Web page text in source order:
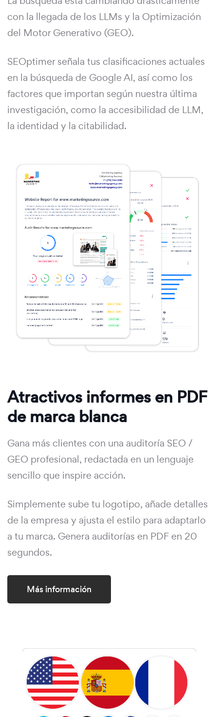
con la llegada de los LLMs y la Optimización
del Motor Generativo (GEO).
SEOptimer señala tus clasificaciones actuales
en la búsqueda de Google AI, así como los
factores que importan según nuestra última
investigación, como la accesibilidad de LLM,
la identidad y la citabilidad.
Atractivos informes en PDF
de marca blanca
Gana más clientes con una auditoría SEO /
GEO profesional, redactada en un lenguaje
sencillo que inspire acción.
Simplemente sube tu logotipo, añade detalles
de la empresa y ajusta el estilo para adaptarlo
a tu marca. Genera auditorías en PDF en 20
segundos.
Más información